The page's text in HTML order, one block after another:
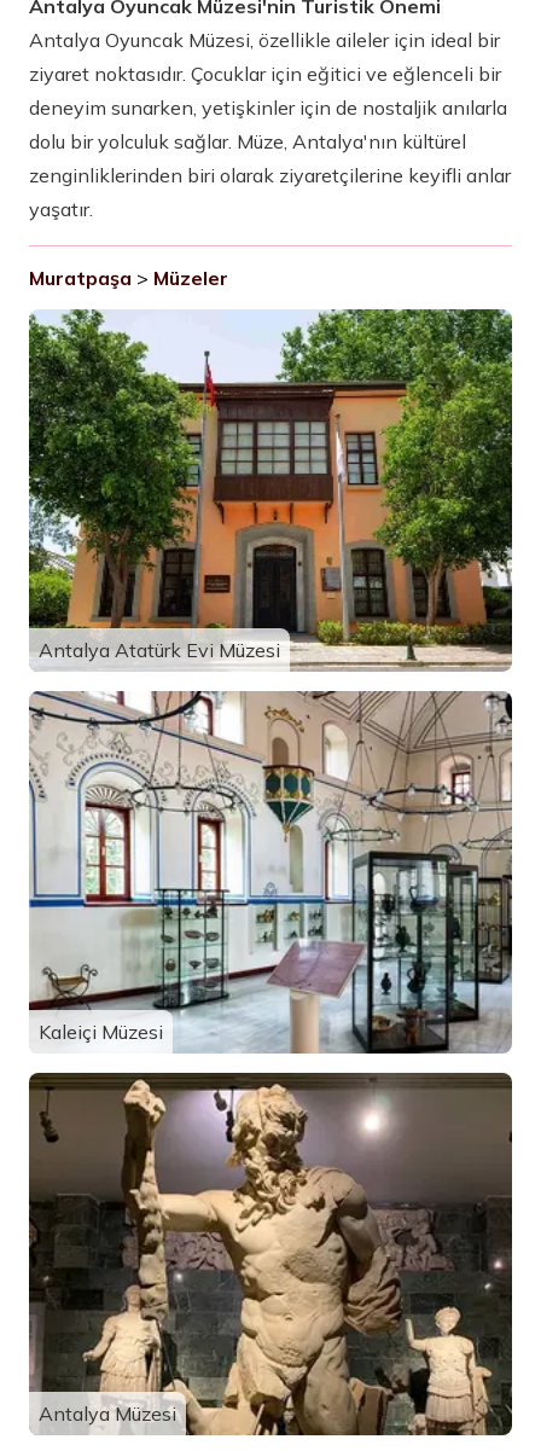
Antalya Oyuncak Müzesi'nin Turistik Önemi
Antalya Oyuncak Müzesi, özellikle aileler için ideal bir
ziyaret noktasıdır. Çocuklar için eğitici ve eğlenceli bir
deneyim sunarken, yetişkinler için de nostaljik anılarla
dolu bir yolculuk sağlar. Müze, Antalya'nın kültürel
zenginliklerinden biri olarak ziyaretçilerine keyifli anlar
yaşatır.
Muratpaşa > Müzeler
Antalya Atatürk Evi Müzesi
Kaleiçi Müzesi
Antalya Müzesi